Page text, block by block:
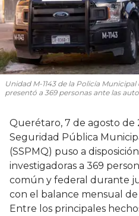
Unidad M-1143 de la Policía
presentó a 369 personas ante las
Querétaro, 7 de agosto de
Seguridad Pública
(SSPMQ) puso a
investigadoras a 369
común y federal durante
con el balance mensual
Entre los principales